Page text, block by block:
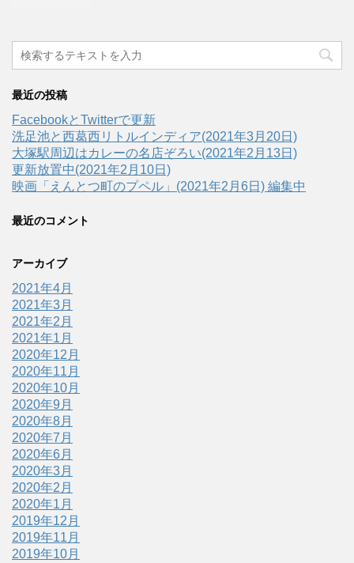
最近の投稿
FacebookとTwitterで更新
洗足池と西葛西リトルインディア(2021年3月20日)
大塚駅周辺はカレーの名店ぞろい(2021年2月13日)
更新放置中(2021年2月10日)
映画「えんとつ町のプペル」(2021年2月6日) 編集中
最近のコメント
アーカイブ
2021年4月
2021年3月
2021年2月
2021年1月
2020年12月
2020年11月
2020年10月
2020年9月
2020年8月
2020年7月
2020年6月
2020年3月
2020年2月
2020年1月
2019年12月
2019年11月
2019年10月